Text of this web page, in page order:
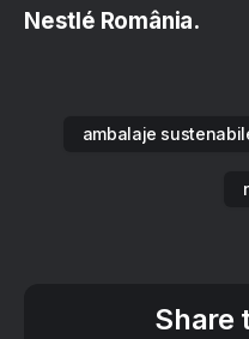
Nestlé România.
ambalaje
Share